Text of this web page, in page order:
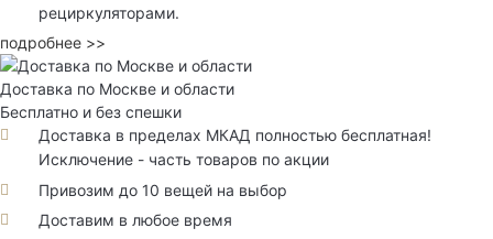
рециркуляторами.
подробнее >>
Доставка по Москве и области
Бесплатно и без спешки
Доставка в пределах МКАД полностью бесплатная!
Исключение - часть товаров по акции
Привозим до 10 вещей на выбор
Доставим в любое время